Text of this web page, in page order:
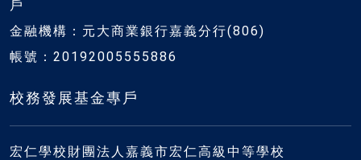
戶
金融機構：元大商業銀行嘉義分行(806)
帳號：20192005555886
校務發展基金專戶
宏仁學校財團法人嘉義市宏仁高級中等學校